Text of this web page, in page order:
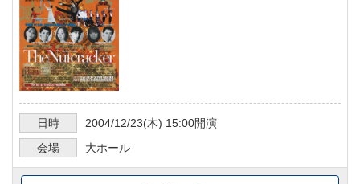
日時 2004/12/23(木) 15:00開演
会場
大ホール